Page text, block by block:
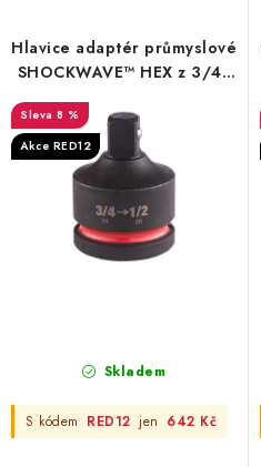
r
o
d
u
k
p
r
o
d
u
Hlavice adaptér průmyslové
SHOCKWAVE™ HEX z 3/4"
na 1/2" Milwaukee
8 %
Akce RED12
Skladem
S kódem RED12 jen 642 Kč